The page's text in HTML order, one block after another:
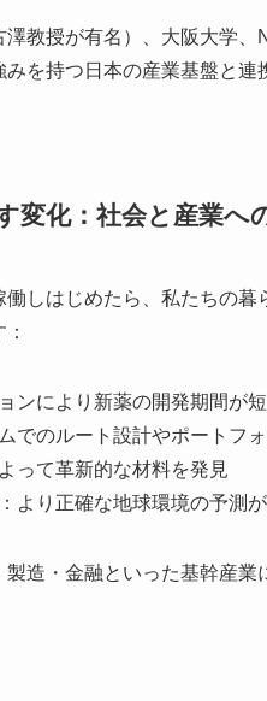
教授が有名）、大阪大学
を持つ日本の産業基盤と連
変化：社会と産業へ
しはじめたら、私たちの
ンにより新薬の開発期間が
でのルート設計やポートフ
って革新的な材料を発見
：より正確な地球環境の予測
造・金融といった基幹産業